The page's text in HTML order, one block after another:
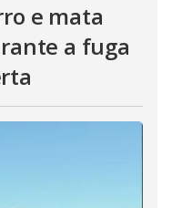
e mata
a fuga